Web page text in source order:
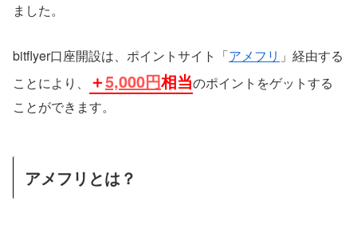
ました。
bitflyer口座開設は、ポイントサイト「アメフリ 」経由する
ことにより、
＋5,000円相当のポイントをゲットする
ことができます。
アメフリとは？